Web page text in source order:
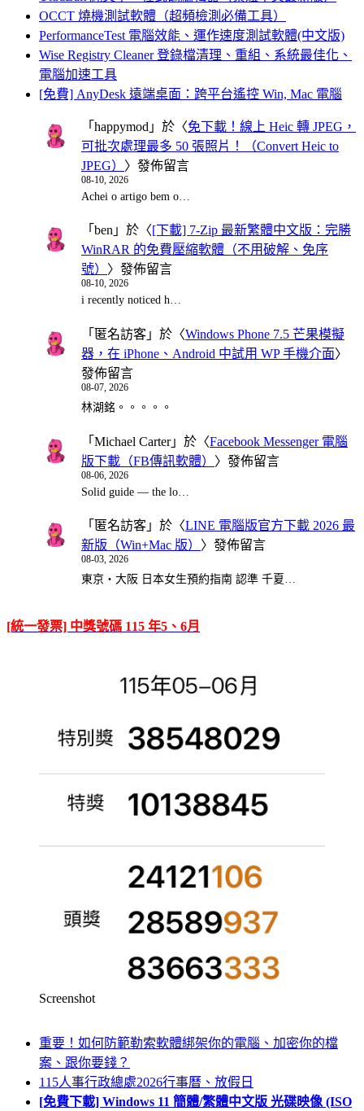
OCCT 燒機測試軟體（超頻檢測必備工具）
PerformanceTest 電腦效能、運作速度測試軟體(中文版)
Wise Registry Cleaner 登錄檔清理、重組、系統最佳化、
電腦加速工具
[免費] AnyDesk 遠端桌面：跨平台遙控 Win, Mac 電腦
「 happymod 」於〈免下載！線上 Heic 轉 JPEG，
可批次處理最多 50 張照片！（Convert Heic to
JPEG） 〉發佈留言
08-10, 2026
Achei o artigo bem o…
「 ben 」於〈[下載] 7-Zip 最新繁體中文版：完勝
WinRAR 的免費壓縮軟體（不用破解、免序
號） 〉發佈留言
08-10, 2026
i recently noticed h…
「 匿名訪客 」於〈Windows Phone 7.5 芒果模擬
器，在 iPhone、Android 中試用 WP 手機介面〉
發佈留言
08-07, 2026
林湖銘。。。。。
「 Michael Carter」於〈Facebook Messenger 電腦
版下載（FB傳訊軟體） 〉發佈留言
08-06, 2026
Solid guide — the lo…
「 匿名訪客 」於〈LINE 電腦版官方下載 2026 最
新版（Win+Mac 版） 〉發佈留言
08-03, 2026
東京・大阪 日本女生預約指南 認準 千夏…
[統一發票] 中獎號碼 115 年5、6月
Screenshot
重要！如何防範勒索軟體綁架你的電腦、加密你的檔
案、跟你要錢？
115人事行政總處2026行事曆、放假日
[免費下載] Windows 11 簡體/繁體中文版 光碟映像 (ISO